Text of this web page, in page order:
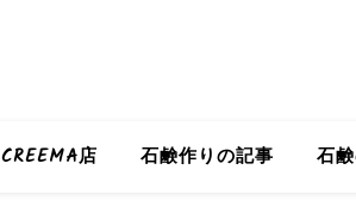
CREEMA店 石鹸作りの記事 石